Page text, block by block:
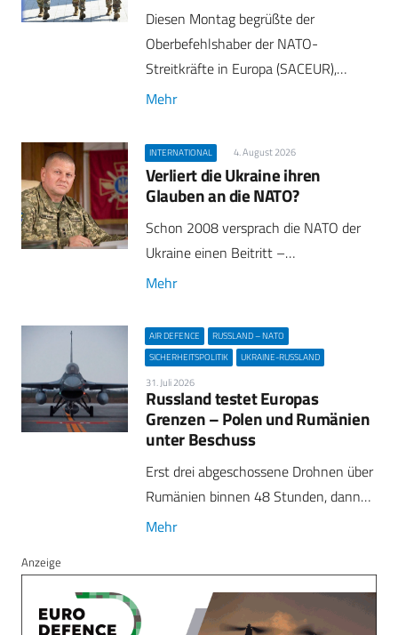
Diesen Montag begrüßte der
Oberbefehlshaber der NATO-
Streitkräfte in Europa (SACEUR),…
Mehr
INTERNATIONAL 4. August 2026
Verliert die Ukraine ihren
Glauben an die NATO?
Schon 2008 versprach die NATO der
Ukraine einen Beitritt –…
Mehr
AIR DEFENCE
RUSSLAND – NATO
SICHERHEITSPOLITIK
UKRAINE-RUSSLAND
31. Juli 2026
Russland testet Europas
Grenzen – Polen und Rumänien
unter Beschuss
Erst drei abgeschossene Drohnen über
Rumänien binnen 48 Stunden, dann…
Mehr
Anzeige